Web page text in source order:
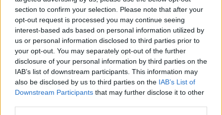
section to confirm your selection. Please note that after your
opt-out request is processed you may continue seeing
interest-based ads based on personal information utilized by
us or personal information disclosed to third parties prior to
your opt-out. You may separately opt-out of the further
disclosure of your personal information by third parties on the
IAB’s list of downstream participants. This information may
also be disclosed by us to third parties on the IAB’s List of
Downstream Participants that may further disclose it to other
500 εκατομμυρίων Χριστιανών πάνω στη Γη,
που από χθες ανελήφθη στο «επέκεινα»;
1.Ο Πάπας Φραγκίσκος «έφυγε» στα 88του.
Είχε γεννηθεί στις 17 Δεκεμβρίου
του 1936 στο Μπουένο Άιρες.
2.Από το 1964 έως το 1965, ο Χόρχε